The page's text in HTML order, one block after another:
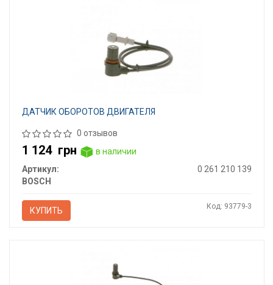
ДАТЧИК ОБОРОТОВ ДВИГАТЕЛЯ
0 отзывов
1 124 грн
в наличии
Артикул:
0 261 210 139
BOSCH
КУПИТЬ Код: 93779-3